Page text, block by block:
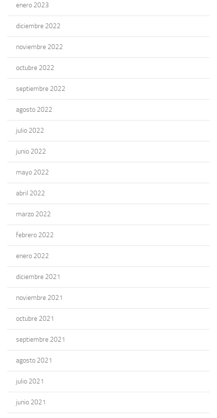
enero 2023
diciembre 2022
noviembre 2022
octubre 2022
septiembre 2022
agosto 2022
julio 2022
junio 2022
mayo 2022
abril 2022
marzo 2022
febrero 2022
enero 2022
diciembre 2021
noviembre 2021
octubre 2021
septiembre 2021
agosto 2021
julio 2021
junio 2021